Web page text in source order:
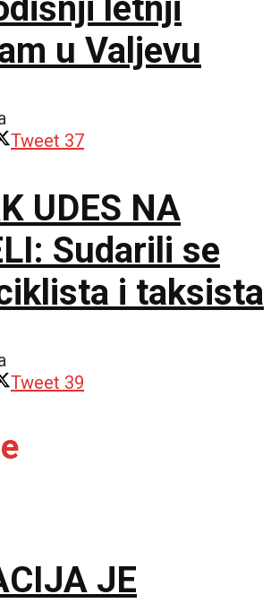
letnji
u Valjevu
Tweet 37
UDES NA
Sudarili se
i taksista
Tweet 39
JE